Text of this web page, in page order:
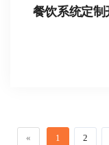
餐饮系统定
« 1 2